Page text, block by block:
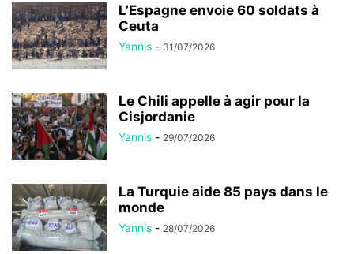
L’Espagne envoie 60 soldats à
Ceuta
Yannis - 31/07/2026
Le Chili appelle à agir pour la
Cisjordanie
Yannis - 29/07/2026
La Turquie aide 85 pays dans le
monde
Yannis - 28/07/2026